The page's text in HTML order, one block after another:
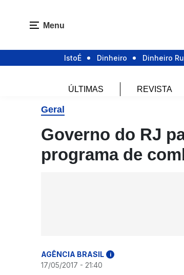
Menu
IstoÉ Dinheiro Dinheiro
ÚLTIMAS REVISTA
Geral
Governo do RJ
programa de
AGÊNCIA BRASIL i
17/05/2017 - 21:40